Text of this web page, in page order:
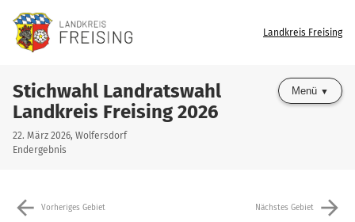
Landkreis Freising
Stichwahl Landratswahl
Landkreis Freising 2026
22. März 2026, Wolfersdorf
Endergebnis
Menü
arrow_back Vorheriges Gebiet Nächstes Gebiet arrow_forward